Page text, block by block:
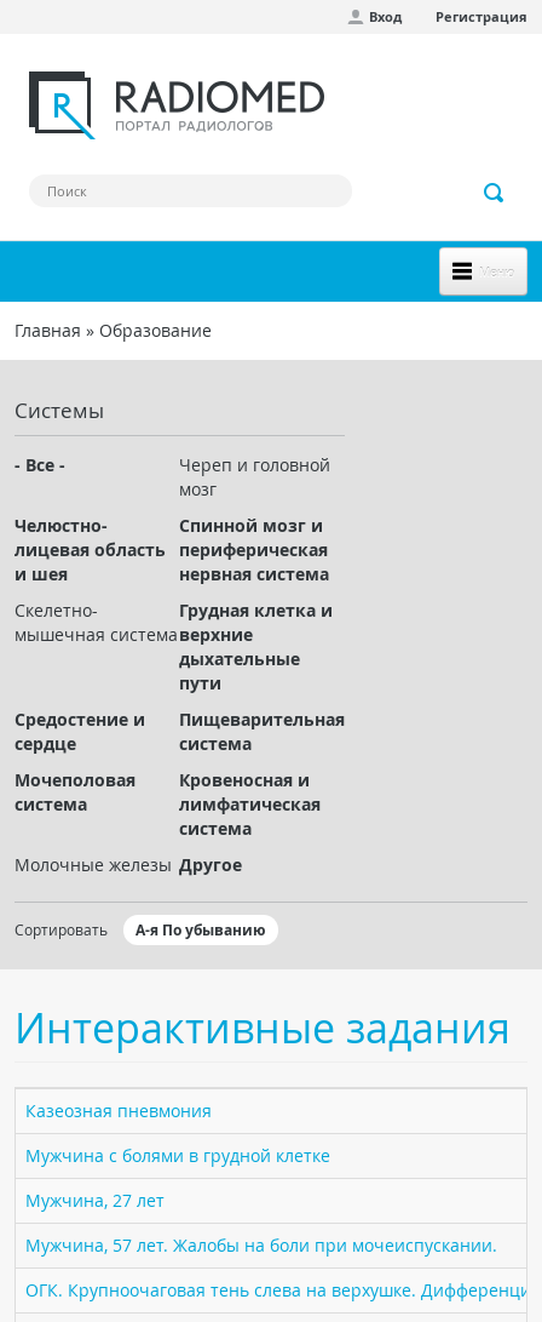
Вход Регистрация
Меню
НОВОЕ НА САЙТЕ
СООБЩЕСТВО
Клинические наблюдения
Чат RADIOMED
ОБРАЗОВАНИЕ
Интерактивные задания
Презентации
Журнал "Лучевая диагностика и терапия"
ПАЦИЕНТАМ
Где пройти обследование
Компьютерная томография (КТ)
Магнитно-резонансная томография (МРТ)
Вы здесь
Главная » Образование
Системы
- Все -
Череп и головной
мозг
Челюстно-
лицевая область
и шея
Спинной мозг и
периферическая
нервная система
Скелетно-
мышечная система
Грудная клетка и
верхние
дыхательные
пути
Средостение и
сердце
Пищеварительная
система
Мочеполовая
система
Кровеносная и
лимфатическая
система
Молочные железы Другое
Сортировать А-я По убыванию
Интерактивные задания
Казеозная пневмония
Мужчина с болями в грудной клетке
Мужчина, 27 лет
Мужчина, 57 лет. Жалобы на боли при мочеиспускании.
ОГК. Крупноочаговая тень слева на верхушке.